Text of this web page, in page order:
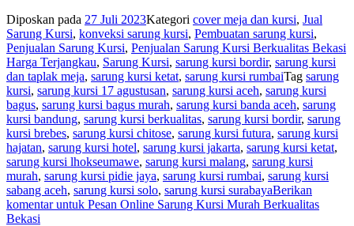
Diposkan pada 27 Juli 2023Kategori cover meja dan kursi, Jual
Sarung Kursi, konveksi sarung kursi, Pembuatan sarung kursi,
Penjualan Sarung Kursi, Penjualan Sarung Kursi Berkualitas Bekasi
Harga Terjangkau, Sarung Kursi, sarung kursi bordir, sarung kursi
dan taplak meja, sarung kursi ketat, sarung kursi rumbaiTag sarung
kursi, sarung kursi 17 agustusan, sarung kursi aceh, sarung kursi
bagus, sarung kursi bagus murah, sarung kursi banda aceh, sarung
kursi bandung, sarung kursi berkualitas, sarung kursi bordir, sarung
kursi brebes, sarung kursi chitose, sarung kursi futura, sarung kursi
hajatan, sarung kursi hotel, sarung kursi jakarta, sarung kursi ketat,
sarung kursi lhokseumawe, sarung kursi malang, sarung kursi
murah, sarung kursi pidie jaya, sarung kursi rumbai, sarung kursi
sabang aceh, sarung kursi solo, sarung kursi surabayaBerikan
komentaruntuk Pesan Online Sarung Kursi Murah Berkualitas
Bekasi